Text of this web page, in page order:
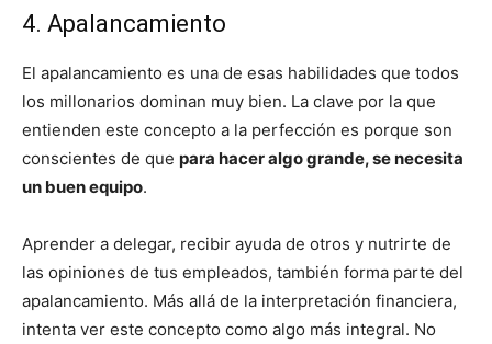
4. Apalancamiento
El apalancamiento es una de esas habilidades que todos
los millonarios dominan muy bien. La clave por la que
entienden este concepto a la perfección es porque son
conscientes de que para hacer algo grande, se necesita
un buen equipo.
Aprender a delegar, recibir ayuda de otros y nutrirte de
las opiniones de tus empleados, también forma parte del
apalancamiento. Más allá de la interpretación financiera,
intenta ver este concepto como algo más integral. No